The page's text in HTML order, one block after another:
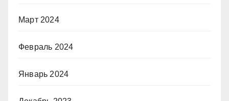
Март 2024
Февраль 2024
Январь 2024